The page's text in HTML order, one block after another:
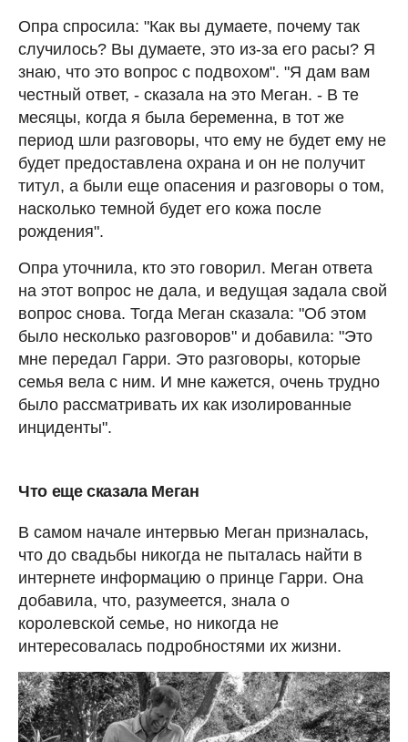
Опра спросила: "Как вы думаете, почему так
случилось? Вы думаете, это из-за его расы? Я
знаю, что это вопрос с подвохом". "Я дам вам
честный ответ, - сказала на это Меган. - В те
месяцы, когда я была беременна, в тот же
период шли разговоры, что ему не будет ему не
будет предоставлена охрана и он не получит
титул, а были еще опасения и разговоры о том,
насколько темной будет его кожа после
рождения".
Опра уточнила, кто это говорил. Меган ответа
на этот вопрос не дала, и ведущая задала свой
вопрос снова. Тогда Меган сказала: "Об этом
было несколько разговоров" и добавила: "Это
мне передал Гарри. Это разговоры, которые
семья вела с ним. И мне кажется, очень трудно
было рассматривать их как изолированные
инциденты".
Что еще сказала Меган
В самом начале интервью Меган призналась,
что до свадьбы никогда не пыталась найти в
интернете информацию о принце Гарри. Она
добавила, что, разумеется, знала о
королевской семье, но никогда не
интересовалась подробностями их жизни.